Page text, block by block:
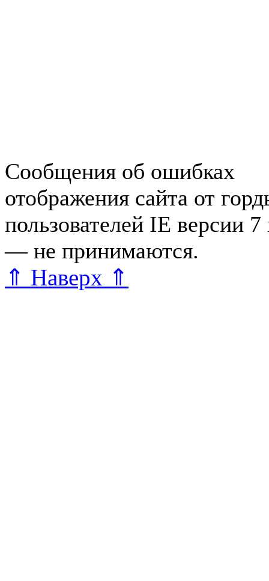
Сообщения об ошибках
отображения сайта от
пользователей IE версии
— не принимаются.
⇑ Наверх ⇑